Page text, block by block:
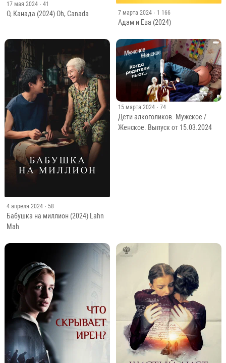
17 мая 2024 · 41
О, Канада (2024) Oh, Canada 7 марта 2024 · 1 166
Адам и Ева (2024)
4 апреля 2024 · 58
Бабушка на миллион (2024) Lahn
Mah
15 марта 2024 · 74
Дети алкоголиков. Мужское /
Женское. Выпуск от 15.03.2024